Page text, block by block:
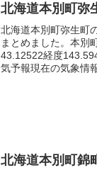
北海道本別町弥
北海道本別町弥生町
まとめました。本別
43.12522経度
気予報現在の気象情
北海道本別町錦